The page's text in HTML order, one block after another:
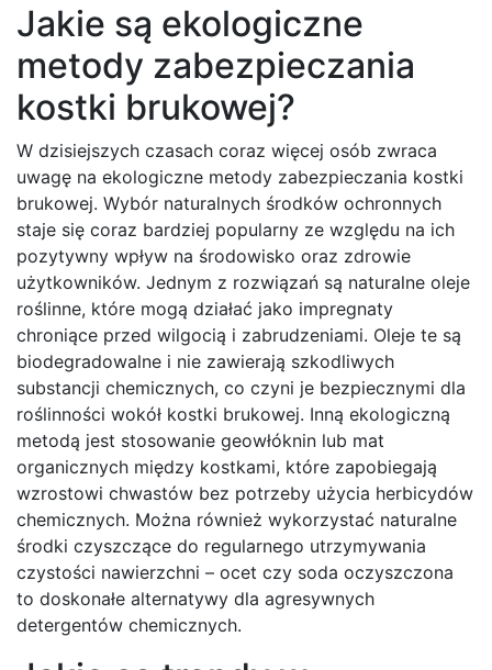
Jakie są ekologiczne
metody zabezpieczania
kostki brukowej?
W dzisiejszych czasach coraz więcej osób zwraca
uwagę na ekologiczne metody zabezpieczania kostki
brukowej. Wybór naturalnych środków ochronnych
staje się coraz bardziej popularny ze względu na ich
pozytywny wpływ na środowisko oraz zdrowie
użytkowników. Jednym z rozwiązań są naturalne oleje
roślinne, które mogą działać jako impregnaty
chroniące przed wilgocią i zabrudzeniami. Oleje te są
biodegradowalne i nie zawierają szkodliwych
substancji chemicznych, co czyni je bezpiecznymi dla
roślinności wokół kostki brukowej. Inną ekologiczną
metodą jest stosowanie geowłóknin lub mat
organicznych między kostkami, które zapobiegają
wzrostowi chwastów bez potrzeby użycia herbicydów
chemicznych. Można również wykorzystać naturalne
środki czyszczące do regularnego utrzymywania
czystości nawierzchni – ocet czy soda oczyszczona
to doskonałe alternatywy dla agresywnych
detergentów chemicznych.